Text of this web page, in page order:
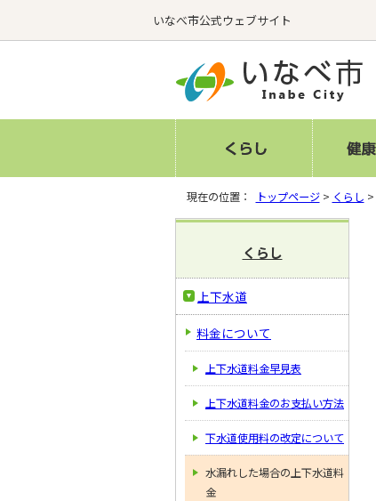
いなべ市公式ウェブサイト
現在の位置： トップページ> くらし >
くらし
上下水道
料金について
上下水道料金早見表
上下水道料金のお支払い方法
下水道使用料の改定について
水漏れした場合の上下水道料
金